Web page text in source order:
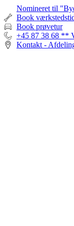
Videre
til
indhold
Nomineret til
Book
Book prøvetur
+45 87 38 68 **
Kontakt -